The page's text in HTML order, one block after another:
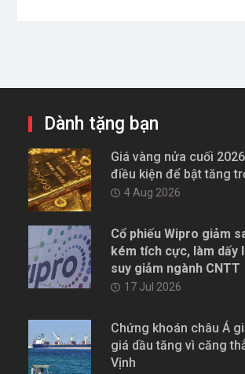
Dành tặng bạn
Giá vàng nửa cuối
điều kiện để bật tăng
4 Aug 2026
Cổ phiếu Wipro giảm
kém tích cực, làm dấy
suy giảm ngành CNTT
17 Jul 2026
Chứng khoán châu Á
giá dầu tăng vì căng
Vịnh